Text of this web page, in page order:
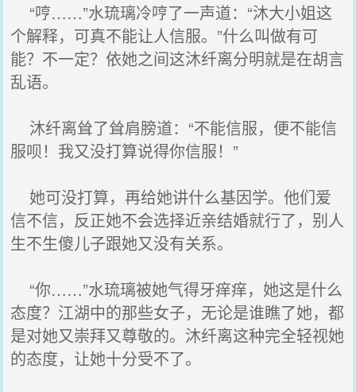
“哼……”水琉璃冷哼了一声道：“沐大小姐这
个解释，可真不能让人信服。”什么叫做有可
能？不一定？依她之间这沐纤离分明就是在胡言
乱语。
沐纤离耸了耸肩膀道：“不能信服，便不能信
服呗！我又没打算说得你信服！”
她可没打算，再给她讲什么基因学。他们爱
信不信，反正她不会选择近亲结婚就行了，别人
生不生傻儿子跟她又没有关系。
“你……”水琉璃被她气得牙痒痒，她这是什么
态度？江湖中的那些女子，无论是谁瞧了她，都
是对她又崇拜又尊敬的。沐纤离这种完全轻视她
的态度，让她十分受不了。